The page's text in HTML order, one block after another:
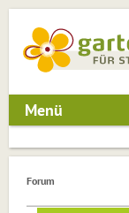
Menü
Forum